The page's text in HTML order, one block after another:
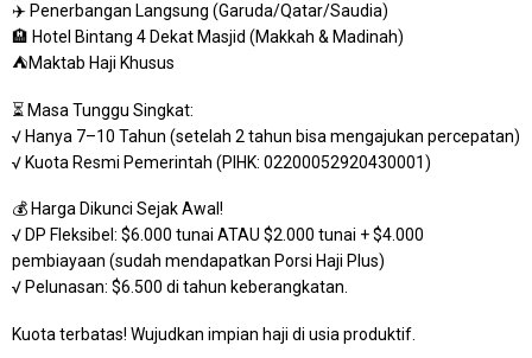
✈️ Penerbangan Langsung (Garuda/Qatar/Saudia)
🏨 Hotel Bintang 4 Dekat Masjid (Makkah & Madinah)
⛺Maktab Haji Khusus
⏳ Masa Tunggu Singkat:
√ Hanya 7–10 Tahun (setelah 2 tahun bisa mengajukan percepatan)
√ Kuota Resmi Pemerintah (PIHK: 02200052920430001)
💰 Harga Dikunci Sejak Awal!
√ DP Fleksibel: $6.000 tunai ATAU $2.000 tunai + $4.000
pembiayaan (sudah mendapatkan Porsi Haji Plus)
√ Pelunasan: $6.500 di tahun keberangkatan.
Kuota terbatas! Wujudkan impian haji di usia produktif.